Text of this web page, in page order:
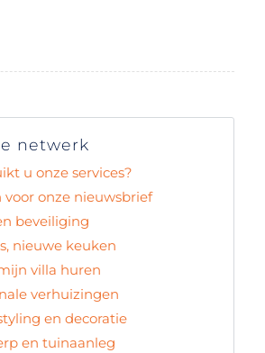
netwerk
u onze services?
voor onze nieuwsbrief
beveiliging
nieuwe keuken
villa huren
verhuizingen
en decoratie
en tuinaanleg